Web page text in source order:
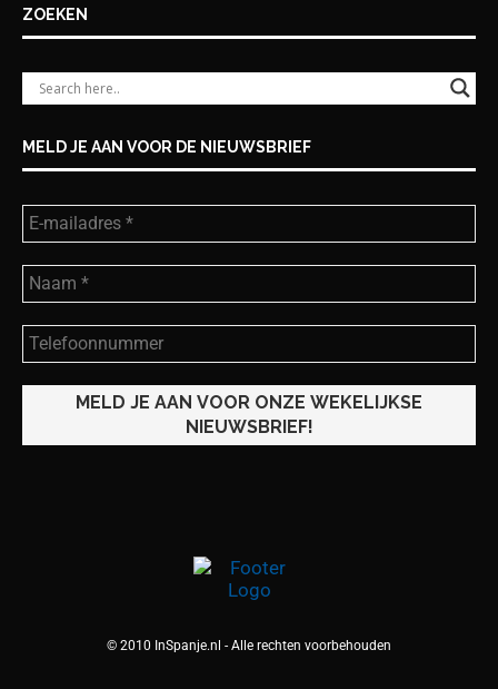
ZOEKEN
MELD JE AAN VOOR DE NIEUWSBRIEF
© 2010 InSpanje.nl - Alle rechten voorbehouden